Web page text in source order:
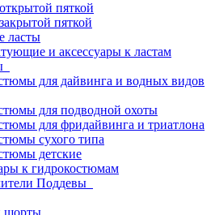
пяткой
пяткой
ласты
и аксессуары к ластам
для дайвинга и водных видов
для подводной охоты
для фридайвинга и триатлона
сухого типа
детские
к гидрокостюмам
Поддевы
шорты